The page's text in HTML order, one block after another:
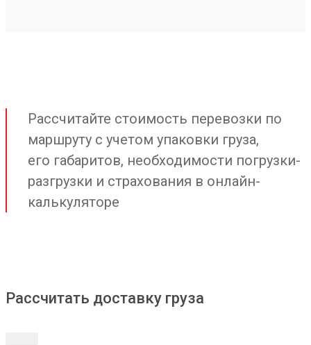
Рассчитайте стоимость перевозки по
маршруту с учетом упаковки груза,
его габаритов, необходимости погрузки-
разгрузки и страхования в онлайн-
калькуляторе
Рассчитать доставку груза